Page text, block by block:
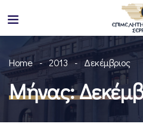
Home 2013 Δεκέμβριος
Μήνας: